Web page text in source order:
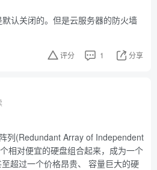
认关闭的。但是云服务器的防火墙
评分 1 分享
列(Redundant Array of Independent
相对便宜的硬盘组合起来，成为一个
超过一个价格昂贵、 容量巨大的硬